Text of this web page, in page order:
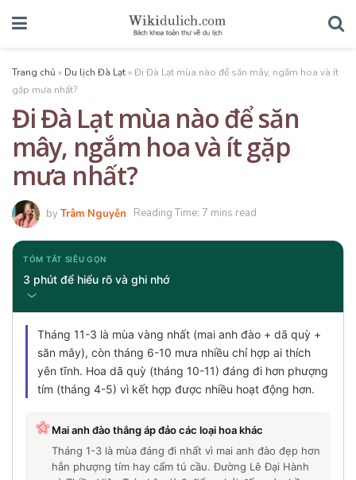
Trang chủ » Du lịch Đà Lạt »Đi Đà Lạt mùa nào để săn mây, ngắm hoa và ít
gặp mưa nhất?
Đi Đà Lạt mùa nào để săn
mây, ngắm hoa và ít gặp
mưa nhất?
byTrâm Nguyễn Reading Time: 7 mins read
TÓM TẮT SIÊU GỌN
3 phút để hiểu rõ và ghi nhớ
Tháng 11-3 là mùa vàng nhất (mai anh đào + dã quỳ +
săn mây), còn tháng 6-10 mưa nhiều chỉ hợp ai thích
yên tĩnh. Hoa dã quỳ (tháng 10-11) đáng đi hơn phượng
tím (tháng 4-5) vì kết hợp được nhiều hoạt động hơn.
Mai anh đào thắng áp đảo các loại hoa khác
Tháng 1-3 là mùa đáng đi nhất vì mai anh đào đẹp hơn
hẳn phượng tím hay cẩm tú cầu. Đường Lê Đại Hành